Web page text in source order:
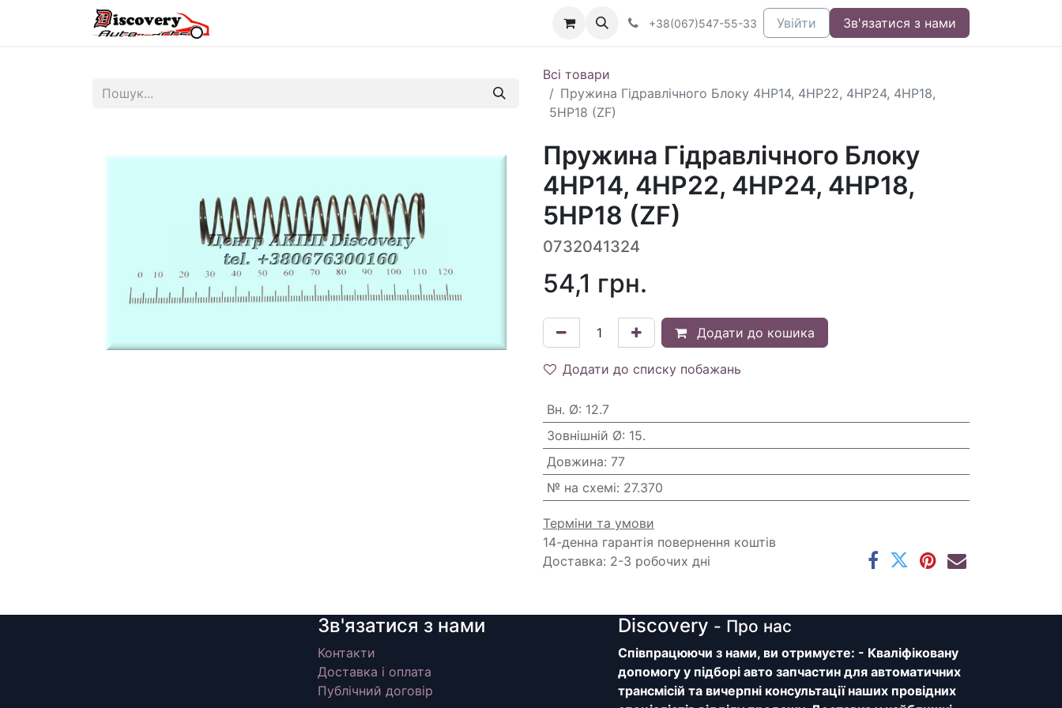
+38(067)547-55-33 Увійти Зв'язатися з нами
Всі товари
Пружина Гідравлічного Блоку 4HP14, 4HP22, 4HP24, 4HP18,
5HP18 (ZF)
Пружина Гідравлічного Блоку
4HP14, 4HP22, 4HP24, 4HP18,
5HP18 (ZF)
0732041324
54,1 грн.
Додати до кошика
Додати до списку побажань
Вн. Ø: 12.7
Зовнішній Ø: 15.
Довжина: 77
№ на схемі: 27.370
Терміни та умови
14-денна гарантія повернення коштів
Доставка: 2-3 робочих дні
Зв'язатися з нами
Контакти
Доставка і оплата
Публічний договір
Discovery - Про нас
Співпрацюючи з нами, ви отримуєте: - Кваліфіковану
допомогу у підборі авто запчастин для автоматичних
трансмісій та вичерпні консультації наших провідних